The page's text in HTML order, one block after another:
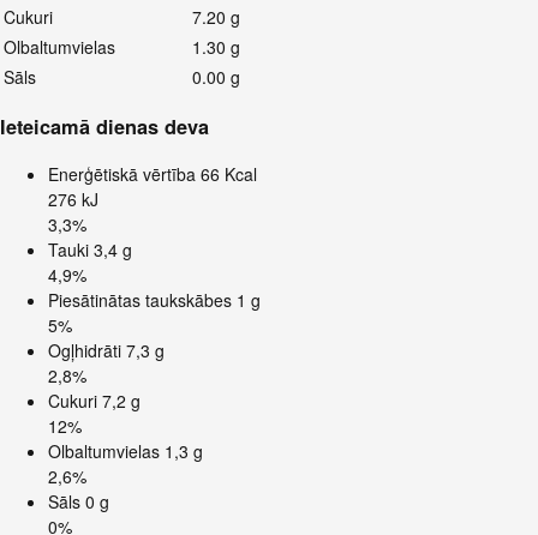
Cukuri
7.20 g
Olbaltumvielas
1.30 g
Sāls
0.00 g
Ieteicamā dienas deva
Enerģētiskā vērtība 66 Kcal
276 kJ
3,3%
Tauki 3,4 g
4,9%
Piesātinātas taukskābes 1 g
5%
Ogļhidrāti 7,3 g
2,8%
Cukuri 7,2 g
12%
Olbaltumvielas 1,3 g
2,6%
Sāls 0 g
0%